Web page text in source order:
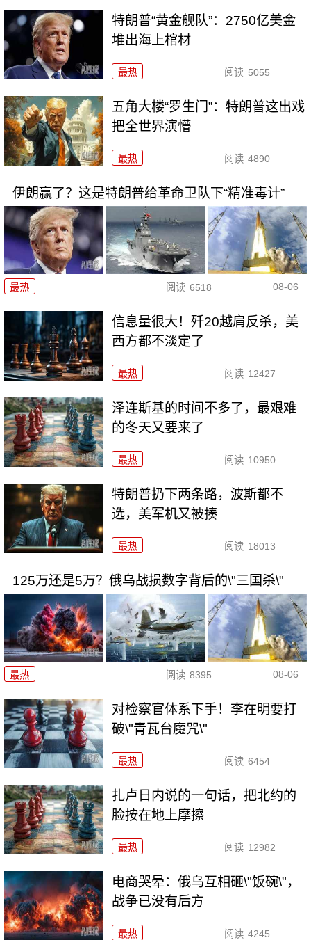
特朗普“黄金舰队”：2750亿美金
堆出海上棺材
最热 阅读 5055
五角大楼“罗生门”：特朗普这出戏
把全世界演懵
最热 阅读 4890
伊朗赢了？这是特朗普给革命卫队下“精准毒计”
最热 阅读 6518 08-06
信息量很大！歼20越肩反杀，美
西方都不淡定了
最热 阅读 12427
泽连斯基的时间不多了，最艰难
的冬天又要来了
最热 阅读 10950
特朗普扔下两条路，波斯都不
选，美军机又被揍
最热 阅读 18013
125万还是5万？俄乌战损数字背后的\"三国杀\"
最热 阅读 8395 08-06
对检察官体系下手！李在明要打
破\"青瓦台魔咒\"
最热 阅读 6454
扎卢日内说的一句话，把北约的
脸按在地上摩擦
最热 阅读 12982
电商哭晕：俄乌互相砸\"饭碗\"，
战争已没有后方
最热 阅读 4245